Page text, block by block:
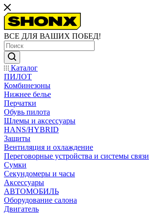
ВСЕ ДЛЯ ВАШИХ ПОБЕД!
Каталог
ПИЛОТ
Комбинезоны
Нижнее белье
Перчатки
Обувь пилота
Шлемы и аксессуары
HANS/HYBRID
Защиты
Вентиляция и охлаждение
Переговорные устройства и системы связи
Сумки
Секундомеры и часы
Аксессуары
АВТОМОБИЛЬ
Оборудование салона
Двигатель